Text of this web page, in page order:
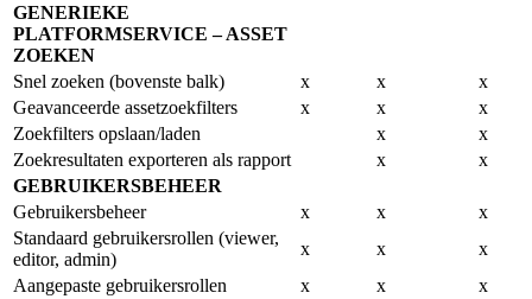
GENERIEKE
PLATFORMSERVICE – ASSET
ZOEKEN
Snel zoeken (bovenste balk)
x x
x
Geavanceerde assetzoekfilters
x x
x
Zoekfilters opslaan/laden
x
x
Zoekresultaten exporteren als rapport
x
x
GEBRUIKERSBEHEER
Gebruikersbeheer
x x
x
Standaard gebruikersrollen (viewer,
editor, admin)
x x
x
Aangepaste gebruikersrollen
x x
x